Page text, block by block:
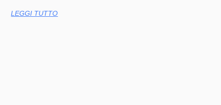
LEGGI TUTTO